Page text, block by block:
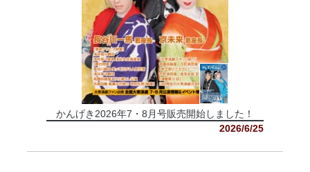
かんげき2026年7・8月号販売開始しました！
2026/6/25